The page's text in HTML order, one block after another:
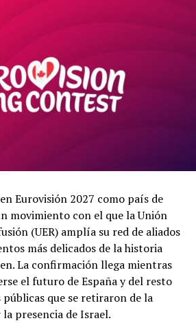
Eurovisión 2027 como país de
movimiento con el que la Unión
(UER) amplía su red de aliados
más delicados de la historia
La confirmación llega mientras
el futuro de España y del resto
que se retiraron de la
presencia de Israel.